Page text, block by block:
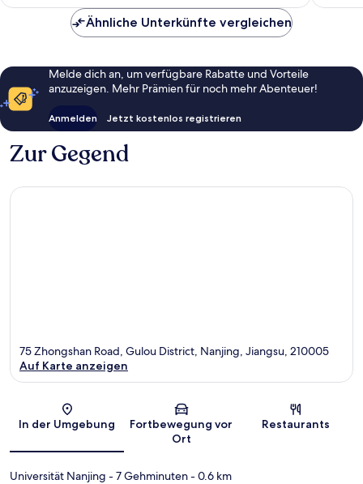
Ähnliche Unterkünfte vergleichen
Melde dich an, um verfügbare Rabatte und Vorteile
anzuzeigen. Mehr Prämien für noch mehr Abenteuer!
Anmelden Jetzt kostenlos registrieren
Zur Gegend
Karte
75 Zhongshan Road, Gulou District, Nanjing, Jiangsu, 210005
Auf Karte anzeigen
In der Umgebung
Fortbewegung vor
Ort
Restaurants
Universität Nanjing - 7 Gehminuten- 0.6 km